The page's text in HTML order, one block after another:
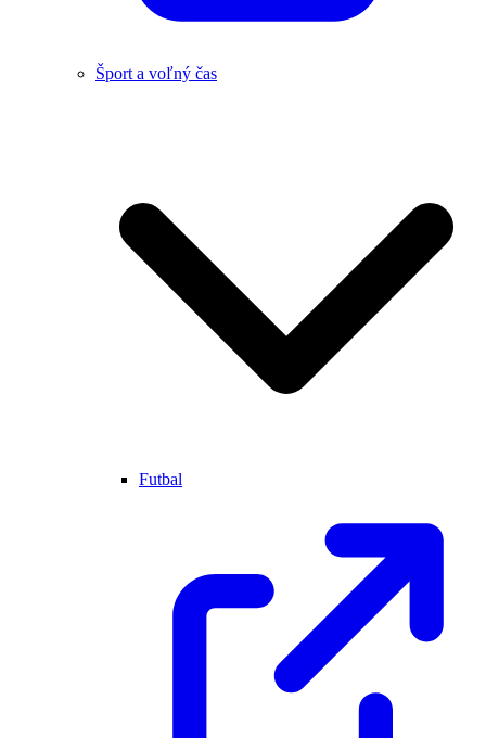
Šport a voľný čas
Futbal